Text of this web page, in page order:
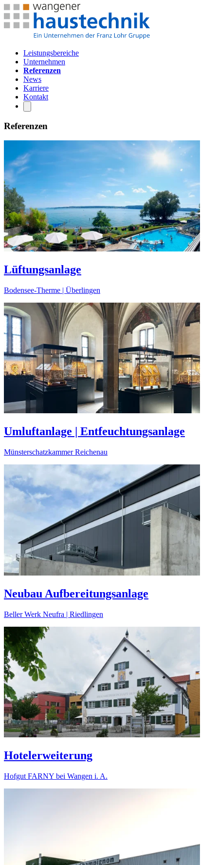
Leistungsbereiche
Unternehmen
Referenzen
News
Karriere
Kontakt
Referenzen
Lüftungsanlage
Bodensee-Therme | Überlingen
Umluftanlage | Entfeuchtungsanlage
Münsterschatzkammer Reichenau
Neubau Aufbereitungsanlage
Beller Werk Neufra | Riedlingen
Hotelerweiterung
Hofgut FARNY bei Wangen i. A.